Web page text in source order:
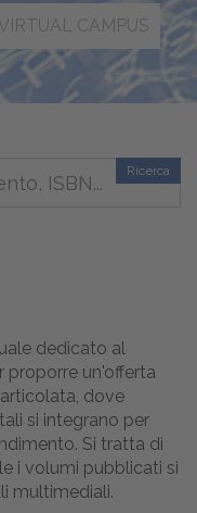
VIRTUAL CAMPUS
Ricerca
dedicato al
proporre un'offerta
dove
si integrano per
Si tratta di
i volumi pubblicati si
multimediali.